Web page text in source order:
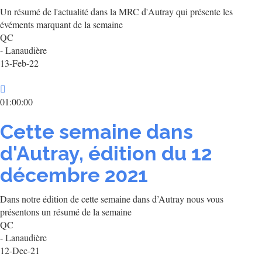
Un résumé de l'actualité dans la MRC d'Autray qui présente les
évéments marquant de la semaine
QC
- Lanaudière
13-Feb-22
01:00:00
Cette semaine dans
d'Autray, édition du 12
décembre 2021
Dans notre édition de cette semaine dans d’Autray nous vous
présentons un résumé de la semaine
QC
- Lanaudière
12-Dec-21